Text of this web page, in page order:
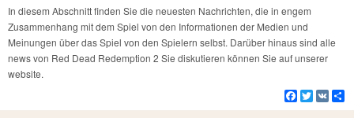
In diesem Abschnitt finden Sie die neuesten Nachrichten, die in engem
Zusammenhang mit dem Spiel von den Informationen der Medien und
Meinungen über das Spiel von den Spielern selbst. Darüber hinaus sind alle
news von Red Dead Redemption 2 Sie diskutieren können Sie auf unserer
website.
Facebook
Twitter
VK